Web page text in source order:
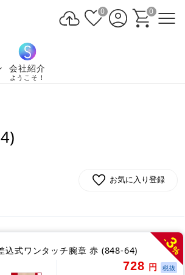
0 0
会社紹介
ようこそ！
お気に入り登録
-
3
%
込式ワンタッチ腕章 赤 (848-64)
728 円 税抜